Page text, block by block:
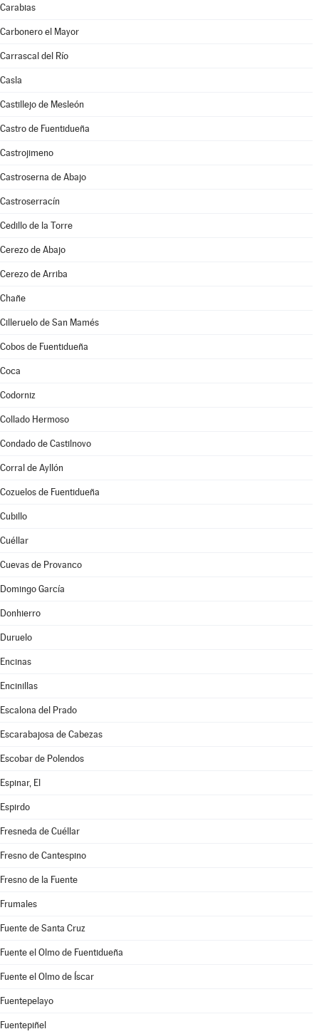
Carabias
Carbonero el Mayor
Carrascal del Río
Casla
Castillejo de Mesleón
Castro de Fuentidueña
Castrojimeno
Castroserna de Abajo
Castroserracín
Cedillo de la Torre
Cerezo de Abajo
Cerezo de Arriba
Chañe
Cilleruelo de San Mamés
Cobos de Fuentidueña
Coca
Codorniz
Collado Hermoso
Condado de Castilnovo
Corral de Ayllón
Cozuelos de Fuentidueña
Cubillo
Cuéllar
Cuevas de Provanco
Domingo García
Donhierro
Duruelo
Encinas
Encinillas
Escalona del Prado
Escarabajosa de Cabezas
Escobar de Polendos
Espinar, El
Espirdo
Fresneda de Cuéllar
Fresno de Cantespino
Fresno de la Fuente
Frumales
Fuente de Santa Cruz
Fuente el Olmo de Fuentidueña
Fuente el Olmo de Íscar
Fuentepelayo
Fuentepiñel